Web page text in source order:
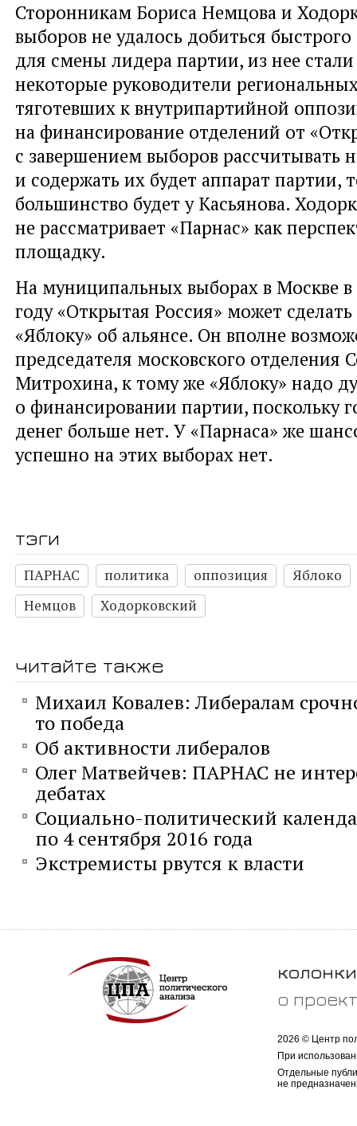
Сторонникам Бориса Немцова и
выборов не удалось добиться быстрого
для смены лидера партии, из нее
некоторые руководители
тяготевших к внутрипартийной
на финансирование отделений от
с завершением выборов рассчитывать
и содержать их будет аппарат партии,
большинство будет у Касьянова.
не рассматривает «Парнас» как
площадку.
На муниципальных выборах в Москве
году «Открытая Россия» может
«Яблоку» об альянсе. Он вполне
председателя московского отделения
Митрохина, к тому же «Яблоку» надо
о финансировании партии, поскольку
денег больше нет. У «Парнаса» же
успешно на этих выборах нет.
тэги
ПАРНАС политика оппозиция
Яблоко
Немцов
Ходорковский
читайте также
Михаил Ковалев: Либералам
то победа
Об активности либералов
Олег Матвейчев: ПАРНАС не
дебатах
Социально-политический
по 4 сентября 2016 года
Экстремисты рвутся к власти
колонки
о
2026 © Центр
При
Отдельные
не